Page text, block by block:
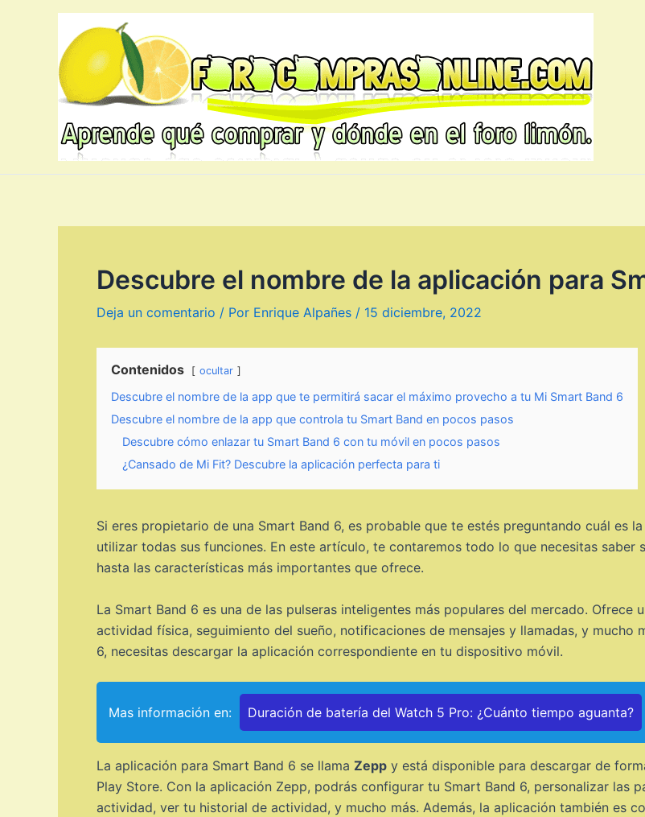
Descubre el nombre de la aplicación para
Deja un comentario / Por Enrique Alpañes / 15 diciembre, 2022
Contenidos ocultar
Descubre el nombre de la app que te permitirá sacar el máximo provecho a tu Mi Smart Band 6
Descubre el nombre de la app que controla tu Smart Band en pocos pasos
Descubre cómo enlazar tu Smart Band 6 con tu móvil en pocos pasos
¿Cansado de Mi Fit? Descubre la aplicación perfecta para ti
Si eres propietario de una Smart Band 6, es probable que te estés preguntando cuál es
utilizar todas sus funciones. En este artículo, te contaremos todo lo que necesitas saber
hasta las características más importantes que ofrece.
La Smart Band 6 es una de las pulseras inteligentes más populares del mercado.
actividad física, seguimiento del sueño, notificaciones de mensajes y llamadas, y mucho
6, necesitas descargar la aplicación correspondiente en tu dispositivo móvil.
Mas información en: Duración de batería del Watch 5 Pro: ¿Cuánto tiempo aguanta?
La aplicación para Smart Band 6 se llama Zepp y está disponible para descargar de
Play Store. Con la aplicación Zepp, podrás configurar tu Smart Band 6, personalizar las
actividad, ver tu historial de actividad, y mucho más. Además, la aplicación también es